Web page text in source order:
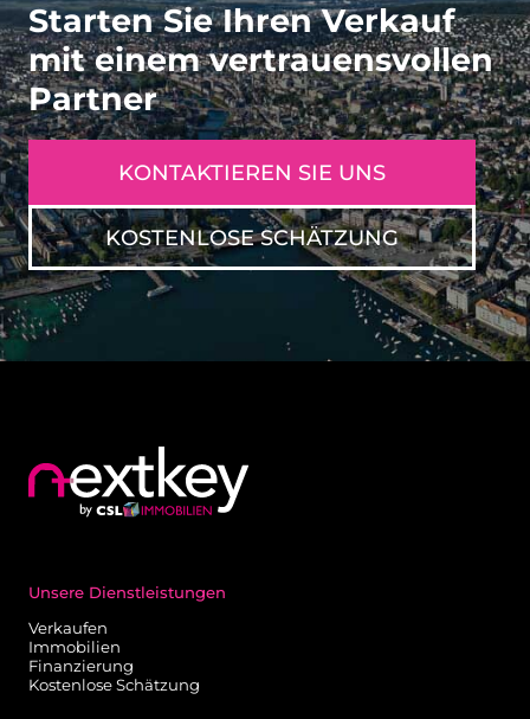
Starten Sie Ihren Verkauf
mit einem vertrauensvollen
Partner
KONTAKTIEREN SIE UNS
KOSTENLOSE SCHÄTZUNG
Unsere Dienstleistungen
Verkaufen
Immobilien
Finanzierung
Kostenlose Schätzung